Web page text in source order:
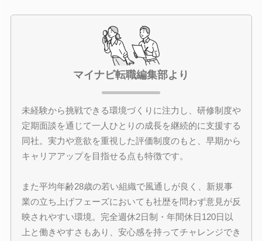
マイナビ転職編集部より
未経験から挑戦できる環境づくりに注力し、研修制度や
定期面談を通じて一人ひとりの成長を継続的に支援する
同社。実力や意欲を重視した評価制度のもと、早期から
キャリアアップを目指せる点も特徴です。
また平均年齢28歳の若い組織で風通しが良く、新規事
業の立ち上げフェーズにおいても社歴を問わず意見が反
映されやすい環境。完全週休2日制・年間休日120日以
上と働きやすさもあり、安心感を持ってチャレンジでき